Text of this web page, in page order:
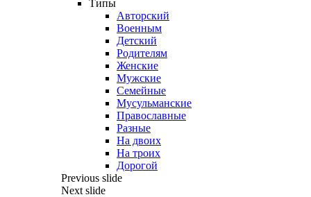
Типы
Авторский
Военным
Детский
Родителям
Женские
Мужские
Семейные
Мусульманские
Православные
Разные
На двоих
На троих
Дорогой
Previous slide
Next slide